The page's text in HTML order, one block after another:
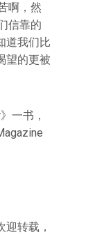
啊，然
信靠的
道我们比
望的更被
一书，
迎转载，